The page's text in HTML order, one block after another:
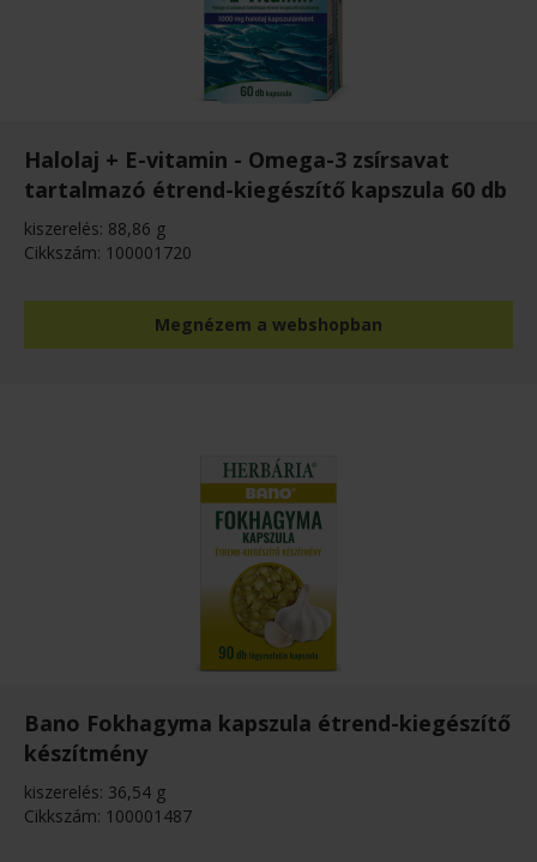
Halolaj + E-vitamin - Omega-3 zsírsavat
tartalmazó étrend-kiegészítő kapszula 60 db
kiszerelés: 88,86 g
Cikkszám: 100001720
Megnézem a webshopban
Bano Fokhagyma kapszula étrend-kiegészítő
készítmény
kiszerelés: 36,54 g
Cikkszám: 100001487